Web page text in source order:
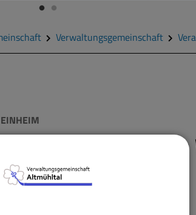
Verwaltungsgemeinschaft
Meinheim